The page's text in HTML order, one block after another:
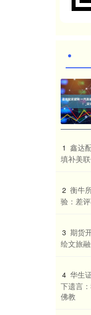
1 鑫达
填补美
2 衡牛
验：差
3 期货
绘文旅
4 华生
下遗言
佛教